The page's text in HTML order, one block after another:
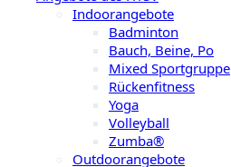
Indoorangebote
Badminton
Bauch, Beine, Po
Mixed Sportgruppe
Rückenfitness
Yoga
Volleyball
Zumba®
Outdoorangebote